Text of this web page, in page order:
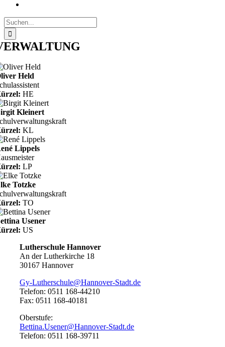
Suche
nach:
Held
HE
Kleinert
KL
Lippels
LP
Totzke
TO
Usener
US
Lutherschule Hannover
An der Lutherkirche 18
30167 Hannover
Gy-Lutherschule@Hannover-Stadt.de
Telefon: 0511 168-44210
Fax: 0511 168-40181
Oberstufe:
Bettina.Usener@Hannover-Stadt.de
Telefon: 0511 168-39711